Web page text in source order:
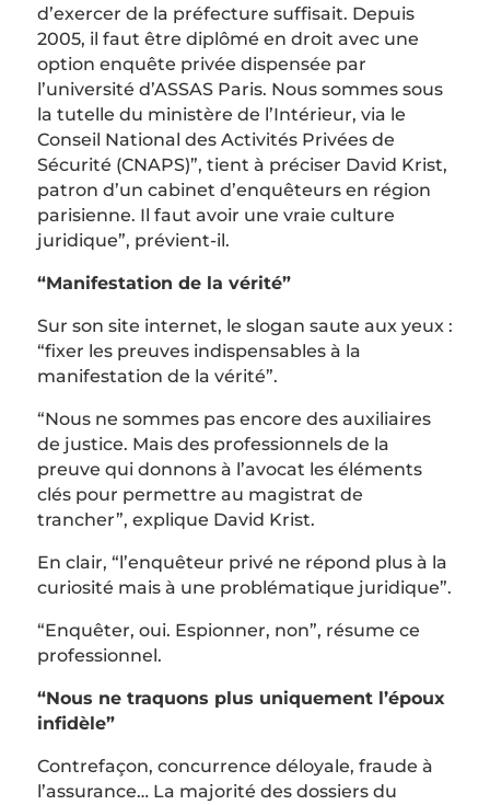
d’exercer de la préfecture suffisait. Depuis
2005, il faut être diplômé en droit avec une
option enquête privée dispensée par
l’université d’ASSAS Paris. Nous sommes sous
la tutelle du ministère de l’Intérieur, via le
Conseil National des Activités Privées de
Sécurité (CNAPS)”, tient à préciser David Krist,
patron d’un cabinet d’enquêteurs en région
parisienne. Il faut avoir une vraie culture
juridique”, prévient-il.
“Manifestation de la vérité”
Sur son site internet, le slogan saute aux yeux :
“fixer les preuves indispensables à la
manifestation de la vérité”.
“Nous ne sommes pas encore des auxiliaires
de justice. Mais des professionnels de la
preuve qui donnons à l’avocat les éléments
clés pour permettre au magistrat de
trancher”, explique David Krist.
En clair, “l’enquêteur privé ne répond plus à la
curiosité mais à une problématique juridique”.
“Enquêter, oui. Espionner, non”, résume ce
professionnel.
“Nous ne traquons plus uniquement l’époux
infidèle”
Contrefaçon, concurrence déloyale, fraude à
l’assurance… La majorité des dossiers du